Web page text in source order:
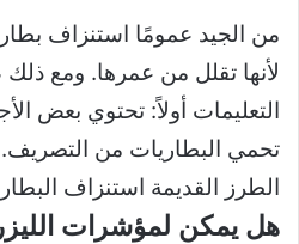
من الجيد عمومًا استنزاف
لأنها تقلل من عمرها. ومع
التعليمات أولاً: تحتوي بعض
تحمي البطاريات من
الطرز القديمة استنزاف
هل يمكن لمؤشرات